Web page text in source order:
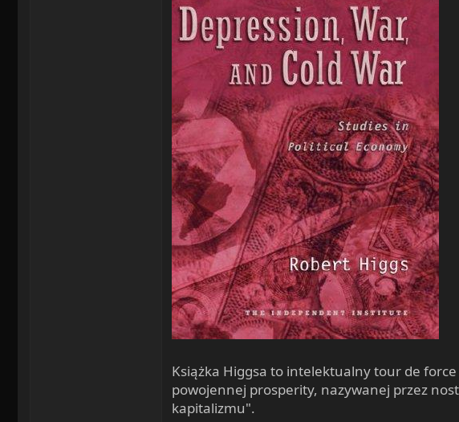
Książka Higgsa to intelektualny tour de force
powojennej prosperity, nazywanej przez
kapitalizmu".